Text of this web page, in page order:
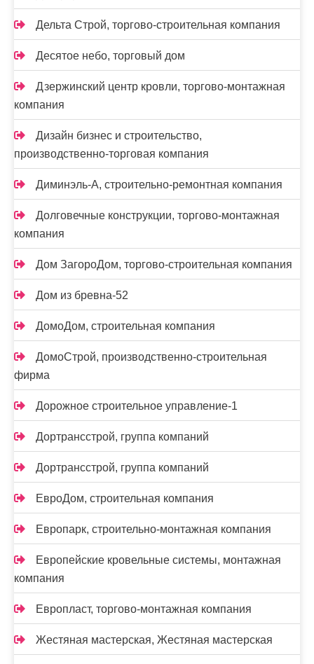
Дельта Строй, торгово-строительная компания
Десятое небо, торговый дом
Дзержинский центр кровли, торгово-монтажная
компания
Дизайн бизнес и строительство,
производственно-торговая компания
Диминэль-А, строительно-ремонтная компания
Долговечные конструкции, торгово-монтажная
компания
Дом ЗагороДом, торгово-строительная компания
Дом из бревна-52
ДомоДом, строительная компания
ДомоСтрой, производственно-строительная
фирма
Дорожное строительное управление-1
Дортрансстрой, группа компаний
Дортрансстрой, группа компаний
ЕвроДом, строительная компания
Европарк, строительно-монтажная компания
Европейские кровельные системы, монтажная
компания
Европласт, торгово-монтажная компания
Жестяная мастерская, Жестяная мастерская